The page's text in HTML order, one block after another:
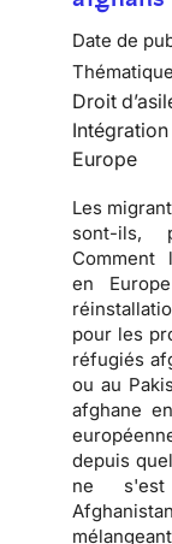
Date de
Droit
Intégration
Europe
Les
sont-ils,
Comment
en
pour les
réfugiés
ou au
afghane
depuis
ne